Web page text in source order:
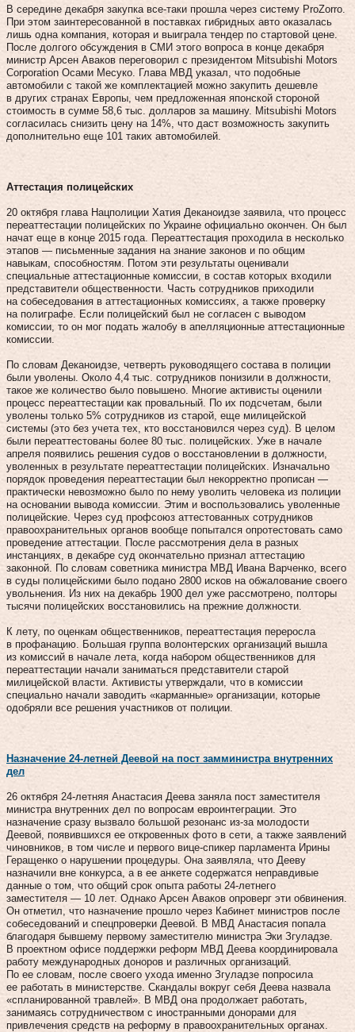
В середине декабря закупка все-таки прошла через систему ProZorro.
При этом заинтересованной в поставках гибридных авто оказалась
лишь одна компания, которая и выиграла тендер по стартовой цене.
После долгого обсуждения в СМИ этого вопроса в конце декабря
министр Арсен Аваков переговорил с президентом Mitsubishi Motors
Corporation Осами Месуко. Глава МВД указал, что подобные
автомобили с такой же комплектацией можно закупить дешевле
в других странах Европы, чем предложенная японской стороной
стоимость в сумме 58,6 тыс. долларов за машину. Mitsubishi Motors
согласилась снизить цену на 14%, что даст возможность закупить
дополнительно еще 101 таких автомобилей.
Аттестация полицейских
20 октября глава Нацполиции Хатия Деканоидзе заявила, что процесс
переаттестации полицейских по Украине официально окончен. Он был
начат еще в конце 2015 года. Переаттестация проходила в несколько
этапов — письменные задания на знание законов и по общим
навыкам, способностям. Потом эти результаты оценивали
специальные аттестационные комиссии, в состав которых входили
представители общественности. Часть сотрудников приходили
на собеседования в аттестационных комиссиях, а также проверку
на полиграфе. Если полицейский был не согласен с выводом
комиссии, то он мог подать жалобу в апелляционные аттестационные
комиссии.
По словам Деканоидзе, четверть руководящего состава в полиции
были уволены. Около 4,4 тыс. сотрудников понизили в должности,
такое же количество было повышено. Многие активисты оценили
процесс переаттестации как провальный. По их подсчетам, были
уволены только 5% сотрудников из старой, еще милицейской
системы (это без учета тех, кто восстановился через суд). В целом
были переаттестованы более 80 тыс. полицейских. Уже в начале
апреля появились решения судов о восстановлении в должности,
уволенных в результате переаттестации полицейских. Изначально
порядок проведения переаттестации был некорректно прописан —
практически невозможно было по нему уволить человека из полиции
на основании вывода комиссии. Этим и воспользовались уволенные
полицейские. Через суд профсоюз аттестованных сотрудников
правоохранительных органов вообще попытался опротестовать само
проведение аттестации. После рассмотрения дела в разных
инстанциях, в декабре суд окончательно признал аттестацию
законной. По словам советника министра МВД Ивана Варченко, всего
в суды полицейскими было подано 2800 исков на обжалование своего
увольнения. Из них на декабрь 1900 дел уже рассмотрено, полторы
тысячи полицейских восстановились на прежние должности.
К лету, по оценкам общественников, переаттестация переросла
в профанацию. Большая группа волонтерских организаций вышла
из комиссий в начале лета, когда набором общественников для
переаттестации начали заниматься представители старой
милицейской власти. Активисты утверждали, что в комиссии
специально начали заводить «карманные» организации, которые
одобряли все решения участников от полиции.
Назначение 24-летней Деевой на пост замминистра внутренних
дел
26 октября 24-летняя Анастасия Деева заняла пост заместителя
министра внутренних дел по вопросам евроинтеграции. Это
назначение сразу вызвало большой резонанс из-за молодости
Деевой, появившихся ее откровенных фото в сети, а также заявлений
чиновников, в том числе и первого вице-спикер парламента Ирины
Геращенко о нарушении процедуры. Она заявляла, что Дееву
назначили вне конкурса, а в ее анкете содержатся неправдивые
данные о том, что общий срок опыта работы 24-летнего
заместителя — 10 лет. Однако Арсен Аваков опроверг эти обвинения.
Он отметил, что назначение прошло через Кабинет министров после
собеседований и спецпроверки Деевой. В МВД Анастасия попала
благодаря бывшему первому заместителю министра Эки Згуладзе.
В проектном офисе поддержки реформ МВД Деева координировала
работу международных доноров и различных организаций.
По ее словам, после своего ухода именно Згуладзе попросила
ее работать в министерстве. Скандалы вокруг себя Деева назвала
«спланированной травлей». В МВД она продолжает работать,
занимаясь сотрудничеством с иностранными донорами для
привлечения средств на реформу в правоохранительных органах.